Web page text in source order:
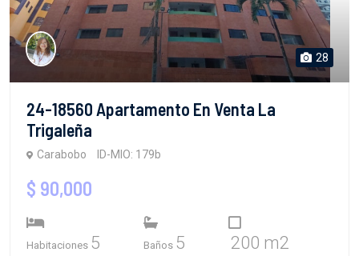
28
24-18560 Apartamento En Venta La
Trigaleña
Carabobo ID-MIO: 179b
$ 90,000
Habitaciones 5 Baños 5 200 m2